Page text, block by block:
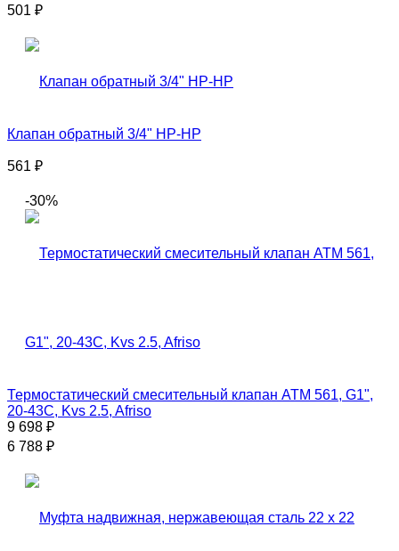
501 ₽
Клапан обратный 3/4" НР-НР
561 ₽
-30%
Термостатический смесительный клапан АТМ 561, G1",
20-43C, Kvs 2.5, Afriso
9 698 ₽
6 788 ₽